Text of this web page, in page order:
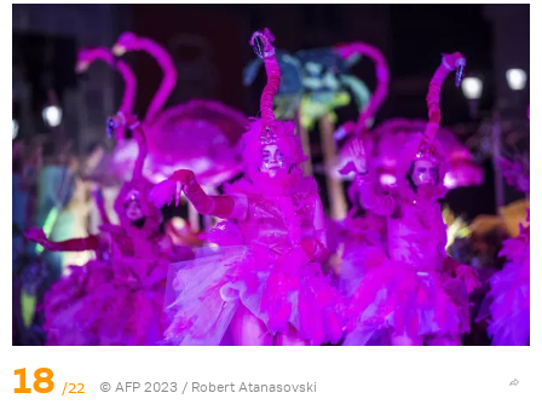
18 /22 © AFP 2023 / Robert Atanasovski